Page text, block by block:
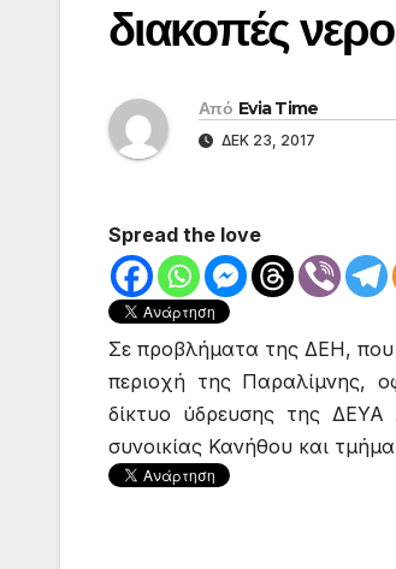
διακοπές
Από Evia Time
ΔΕΚ 23, 2017
Spread the love
Σε προβλήματα της ΔΕΗ, που
περιοχή της Παραλίμνης,
δίκτυο ύδρευσης της
συνοικίας Κανήθου και